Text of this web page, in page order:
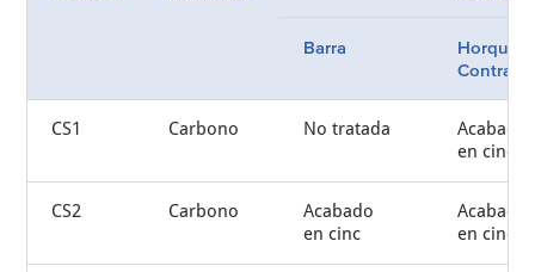
Barra
CS1 Carbono No tratada
Acabado
en cinc
CS2 Carbono
Acabado
en cinc
Acabado
en cinc